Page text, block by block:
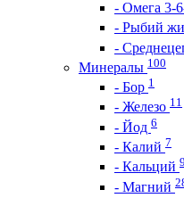
- Омега 3-
- Рыбий
-
Минералы 100
- Бор 1
- Железо 11
- Йод 6
- Калий 7
- Кальций 9
- Магний